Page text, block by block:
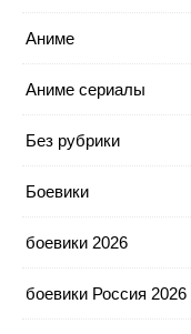
Аниме
Аниме сериалы
Без рубрики
Боевики
боевики 2026
боевики Россия 2026